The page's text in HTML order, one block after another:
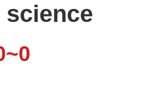
science